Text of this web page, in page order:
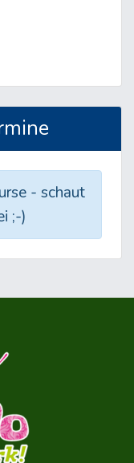
- schaut
;-)